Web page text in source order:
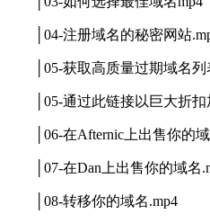
│04-注册域名的秘密网站
│05-获取高质量过期域名列
│05-通过此链接以巨大折扣
│06-在Afternic上出售你的
│07-在Dan上出售你的域名
│08-转移你的域名.mp4